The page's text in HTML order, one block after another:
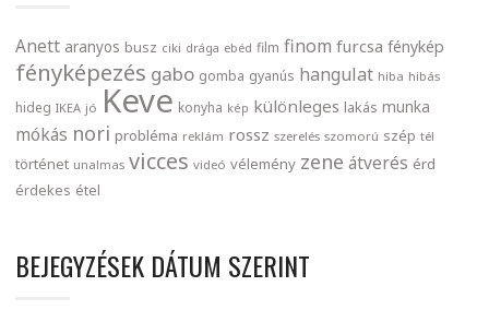
Anett aranyos busz ciki drága ebéd film finom furcsa fénykép
fényképezés gabo gomba gyanús hangulat hiba hibás
hideg IKEA jó Keve konyha kép különleges lakás munka
mókás nori probléma reklám rossz szerelés szomorú szép tél
történet unalmas vicces videó vélemény zene átverés érd
érdekes étel
BEJEGYZÉSEK DÁTUM SZERINT